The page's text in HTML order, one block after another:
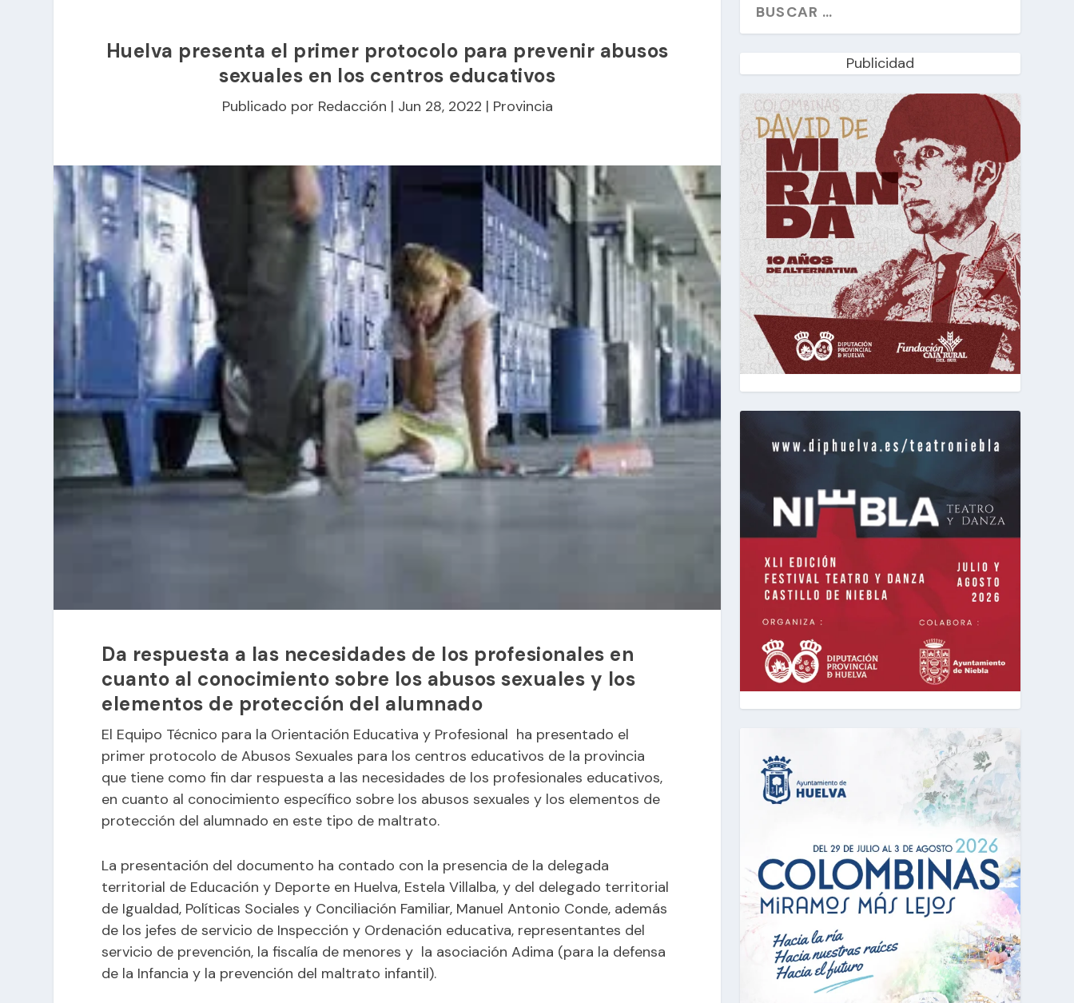
Huelva presenta el primer protocolo para prevenir abusos
sexuales en los centros educativos
Publicado por Redacción | Jun 28, 2022 | Provincia
Da respuesta a las necesidades de los profesionales en
cuanto al conocimiento sobre los abusos sexuales y los
elementos de protección del alumnado
El Equipo Técnico para la Orientación Educativa y Profesional ha presentado el
primer protocolo de Abusos Sexuales para los centros educativos de la provincia
que tiene como fin dar respuesta a las necesidades de los profesionales educativos,
en cuanto al conocimiento específico sobre los abusos sexuales y los elementos de
protección del alumnado en este tipo de maltrato.
La presentación del documento ha contado con la presencia de la delegada
territorial de Educación y Deporte en Huelva, Estela Villalba, y del delegado territorial
de Igualdad, Políticas Sociales y Conciliación Familiar, Manuel Antonio Conde, además
de los jefes de servicio de Inspección y Ordenación educativa, representantes del
servicio de prevención, la fiscalía de menores y la asociación Adima (para la defensa
de la Infancia y la prevención del maltrato infantil).
Publicidad